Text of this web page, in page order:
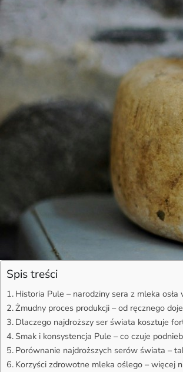
Spis treści
Historia Pule – narodziny sera z mleka osła
Żmudny proces produkcji – od ręcznego
Dlaczego najdroższy ser świata kosztuje
Smak i konsystencja Pule – co czuje
Porównanie najdroższych serów świata –
Korzyści zdrowotne mleka oślego – więcej